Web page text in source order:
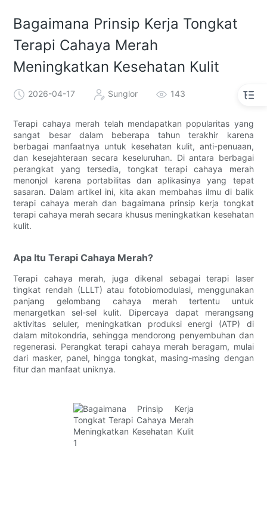
Bagaimana Prinsip Kerja Tongkat
Terapi Cahaya Merah
Meningkatkan Kesehatan Kulit
2026-04-17 Sunglor 143
Terapi cahaya merah telah mendapatkan popularitas yang
sangat besar dalam beberapa tahun terakhir karena
berbagai manfaatnya untuk kesehatan kulit, anti-penuaan,
dan kesejahteraan secara keseluruhan. Di antara berbagai
perangkat yang tersedia, tongkat terapi cahaya merah
menonjol karena portabilitas dan aplikasinya yang tepat
sasaran. Dalam artikel ini, kita akan membahas ilmu di balik
terapi cahaya merah dan bagaimana prinsip kerja tongkat
terapi cahaya merah secara khusus meningkatkan kesehatan
kulit.
Apa Itu Terapi Cahaya Merah?
Terapi cahaya merah, juga dikenal sebagai terapi laser
tingkat rendah (LLLT) atau fotobiomodulasi, menggunakan
panjang gelombang cahaya merah tertentu untuk
menargetkan sel-sel kulit. Dipercaya dapat merangsang
aktivitas seluler, meningkatkan produksi energi (ATP) di
dalam mitokondria, sehingga mendorong penyembuhan dan
regenerasi. Perangkat terapi cahaya merah beragam, mulai
dari masker, panel, hingga tongkat, masing-masing dengan
fitur dan manfaat uniknya.